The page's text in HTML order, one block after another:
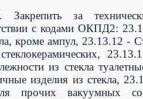
Закрепить за
с кодами ОКПД2:
кроме ампул, 23.13.12 -
из стекла
изделия из стекла,
прочих вакуумных